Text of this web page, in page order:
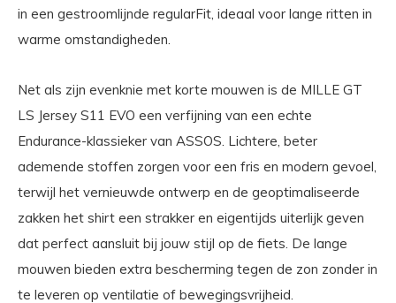
in een gestroomlijnde regularFit, ideaal voor lange ritten in
warme omstandigheden.
Net als zijn evenknie met korte mouwen is de MILLE GT
LS Jersey S11 EVO een verfijning van een echte
Endurance-klassieker van ASSOS. Lichtere, beter
ademende stoffen zorgen voor een fris en modern gevoel,
terwijl het vernieuwde ontwerp en de geoptimaliseerde
zakken het shirt een strakker en eigentijds uiterlijk geven
dat perfect aansluit bij jouw stijl op de fiets. De lange
mouwen bieden extra bescherming tegen de zon zonder in
te leveren op ventilatie of bewegingsvrijheid.